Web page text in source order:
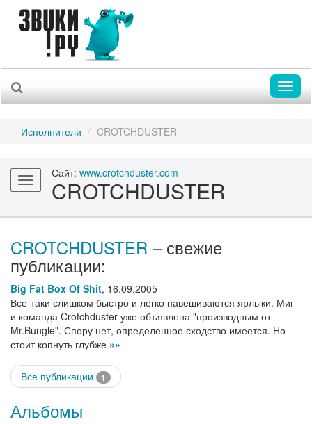
Исполнители CROTCHDUSTER
Toggle
navigation
Сайт: www.crotchduster.com
CROTCHDUSTER
CROTCHDUSTER – свежие
публикации:
Big Fat Box Of Shit, 16.09.2005
Все-таки слишком быстро и легко навешиваются ярлыки. Миг -
и команда Crotchduster уже объявлена "производным от
Mr.Bungle". Спору нет, определенное сходство имеется. Но
стоит копнуть глубже »»
Все публикации 1
Альбомы